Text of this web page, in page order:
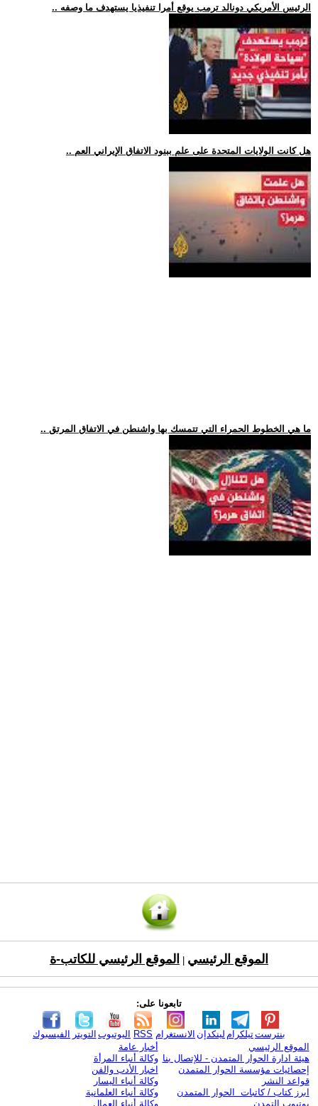
.. الرئيس الأمريكي دونالد ترمب يوقع أمرا تنفيذيا يستهدف ما وصفه
.. هل كانت الولايات المتحدة على علم ببنود الاتفاق الإيراني العم
.. ما هي الخطوط الحمراء التي تتمسك بها واشنطن في الاتفاق المرتق
الموقع الرئيسي الموقع الرئيسي للكاتب-ة
تابعونا على:
الفيسبوك التويتر اليوتيوب RSS الانستغرام لينكدإن تيلكرامبنترست
الموقع الرئيسي
هيئة ادارة الحوار المتمدن - للإتصال بنا
إحصائيات مؤسسة الحوار المتمدن
قواعد النشر
ابرز كتاب / كاتبات الحوار المتمدن
يوتيوب التمدن
أخبار عامة
وكالة أنباء المرأة
اخبار الأدب والفن
وكالة أنباء اليسار
وكالة أنباء العلمانية
وكالة أنباء العمال